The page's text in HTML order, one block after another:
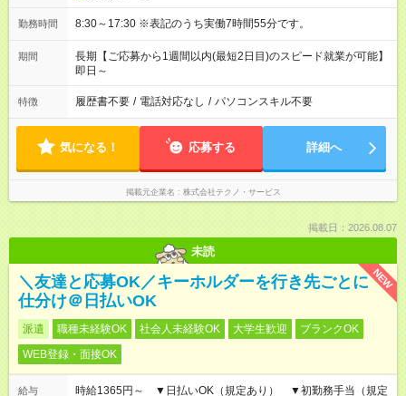
勤務時間 8:30～17:30 ※表記のうち実働7時間55分です。
期間
長期【ご応募から1週間以内(最短2日目)のスピード就業が可能】
即日～
特徴 履歴書不要 / 電話対応なし / パソコンスキル不要
気になる！ 応募する 詳細へ
掲載元企業名 株式会社テクノ・サービス
掲載日：2026.08.07
未読
NEW
＼友達と応募OK／キーホルダーを行き先ごとに
仕分け＠日払いOK
派遣 職種未経験OK 社会人未経験OK 大学生歓迎
ブランクOK
WEB登録・面接OK
給与
時給1365円～ ▼日払いOK（規定あり） ▼初勤務手当（規定